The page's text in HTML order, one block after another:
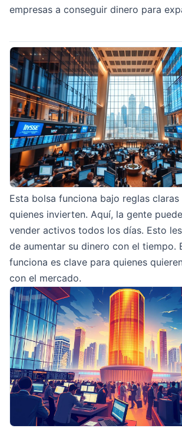
empresas a conseguir dinero para
Esta bolsa funciona bajo reglas
quienes invierten. Aquí, la gente
vender activos todos los días. Esto
de aumentar su dinero con el tiempo.
funciona es clave para quienes
con el mercado.